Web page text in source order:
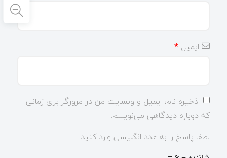
ایمیل *
ذخیره نام، ایمیل و وبسایت من در مرورگر برای زمانی
که دوباره دیدگاهی می‌نویسم.
لطفا پاسخ را به عدد انگلیسی وارد کنید: